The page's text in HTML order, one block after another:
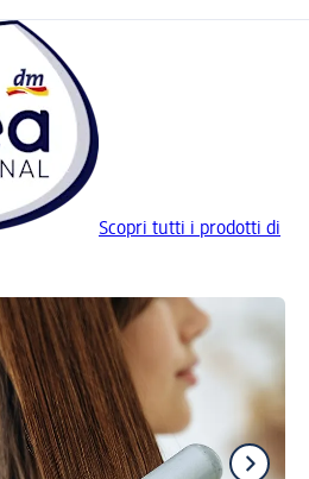
Scopri tutti i prodotti di